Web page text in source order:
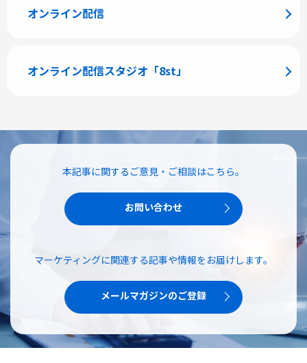
オンライン配信
オンライン配信スタジオ「8st」
本記事に関するご意見・ご相談はこちら。
お問い合わせ
マーケティングに関連する記事や情報をお届けします。
メールマガジンのご登録